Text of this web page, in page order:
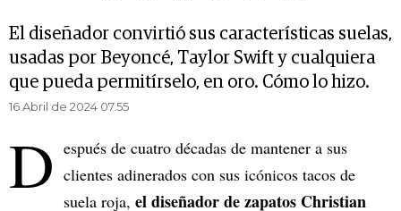
El diseñador convirtió sus características suelas,
usadas por Beyoncé, Taylor Swift y cualquiera
que pueda permitírselo, en oro. Cómo lo hizo.
16 Abril de 2024 07.55
D espués de cuatro décadas de mantener a sus
clientes adinerados con sus icónicos tacos de
suela roja, el diseñador de zapatos Christian